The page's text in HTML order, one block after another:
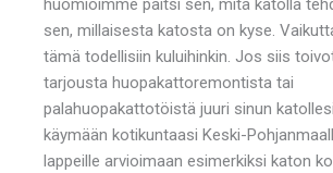
huomioimme paitsi sen, mitä katolla
sen, millaisesta katosta on kyse.
tämä todellisiin kuluihinkin. Jos siis
tarjousta huopakattoremontista tai
palahuopakattotöistä juuri sinun
käymään kotikuntaasi Keski-
lappeille arvioimaan esimerkiksi katon